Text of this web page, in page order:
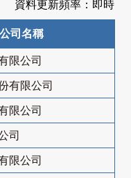
資料更新頻率：即時
公司名稱
限公司
有限公司
限公司
司
限公司